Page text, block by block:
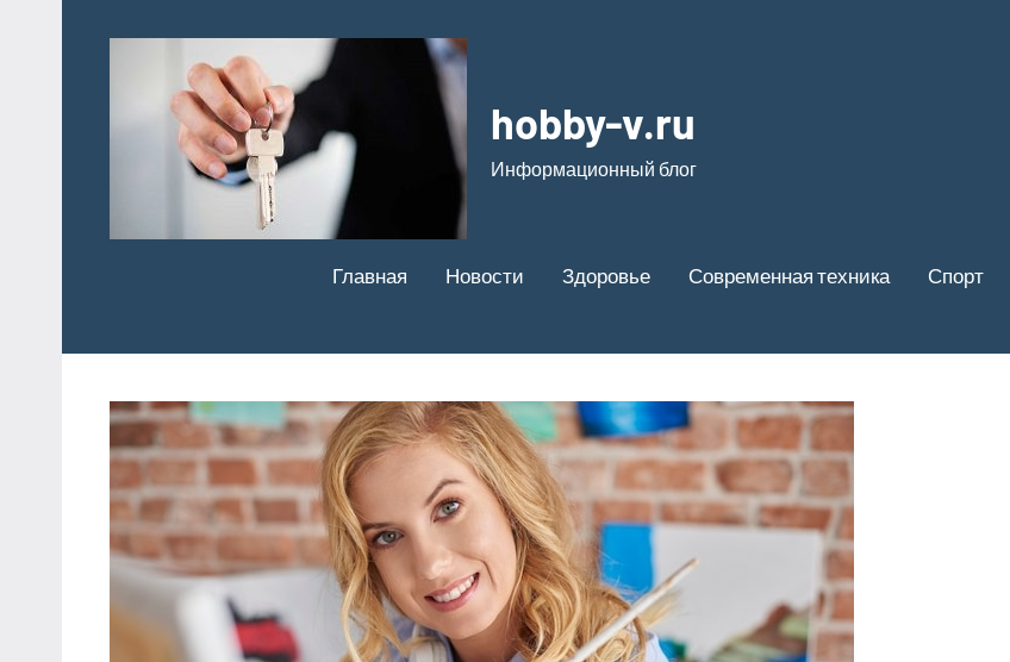
hobby-v.ru
Информационный блог
Главная Новости Здоровье Современная техника Спорт